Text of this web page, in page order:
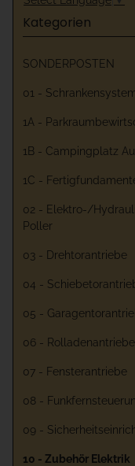
Kategorien
SONDERPOSTEN
01 -
1A -
1B - Campingplatz
1C -
02 - Elektro-/
Poller
03 - Drehtorantriebe
04 -
05 -
06 - Rolladenantriebe
07 - Fensterantriebe
08 -
09 -
10 - Zubehör Elektrik